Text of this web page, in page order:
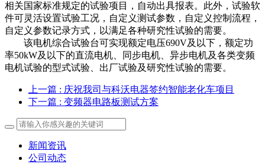
相关国家标准规定的试验项目，自动出具报表。此外，试验软
件可灵活设置试验工况，自定义测试参数，自定义控制流程，
自定义参数记录方式，以满足各种研究性试验的需要。
该电机综合试验台可实现额定电压690V及以下，额定功
率50kW及以下的直流电机、同步电机、异步电机及各类变频
电机试验的型式试验、出厂试验及研究性试验的需要。
上一篇 : 庆祝我司与科沃电器签约智能老化车项目
下一篇 : 变频器电路板测试方案
新闻资讯
公司动态